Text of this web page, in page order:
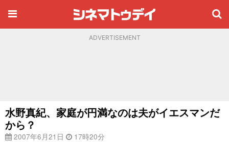
ADVERTISEMENT
水野真紀、家庭が円満なのは夫がイエスマンだ
から？
2007年6月21日 17時20分